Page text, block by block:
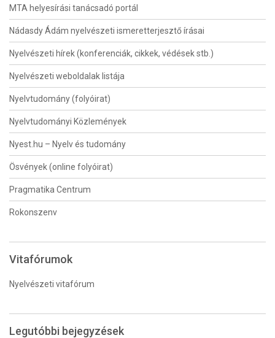
MTA helyesírási tanácsadó portál
Nádasdy Ádám nyelvészeti ismeretterjesztő írásai
Nyelvészeti hírek (konferenciák, cikkek, védések stb.)
Nyelvészeti weboldalak listája
Nyelvtudomány (folyóirat)
Nyelvtudományi Közlemények
Nyest.hu – Nyelv és tudomány
Ösvények (online folyóirat)
Pragmatika Centrum
Rokonszenv
Vitafórumok
Nyelvészeti vitafórum
Legutóbbi bejegyzések